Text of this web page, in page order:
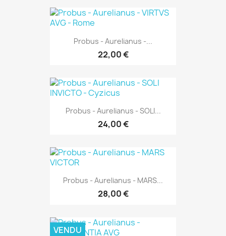
Probus - Aurelianus -...
22,00 €
Probus - Aurelianus - SOLI...
24,00 €
Probus - Aurelianus - MARS...
28,00 €
VENDU